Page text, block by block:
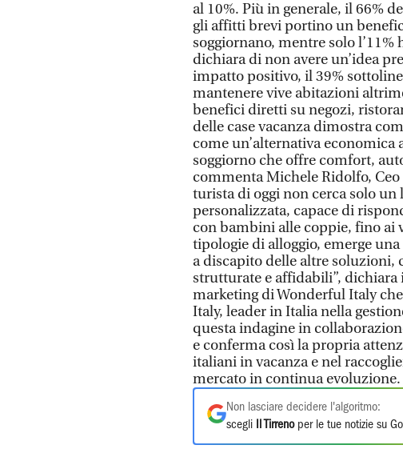
al 10%. Più in generale, il 66%
gli affitti brevi portino un
soggiornano, mentre solo
dichiara di non avere un’idea
impatto positivo, il 39%
mantenere vive abitazioni
benefici diretti su negozi,
delle case vacanza dimostra
come un’alternativa
soggiorno che offre comfort,
commenta Michele Ridolfo,
turista di oggi non cerca solo un
personalizzata, capace di
con bambini alle coppie, fino ai
tipologie di alloggio, emerge
a discapito delle altre
strutturate e affidabili”,
marketing di Wonderful Italy
Italy, leader in Italia nella
questa indagine in
e conferma così la propria
italiani in vacanza e nel
mercato in continua evoluzione.
Non lasciare decidere l'algoritmo:
scegli
Il Tirrenoper le tue notizie su